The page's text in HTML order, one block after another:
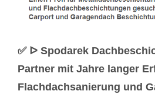
✅ ᐅ Spodarek
Partner mit Jahre langer
Flachdachsanierung und